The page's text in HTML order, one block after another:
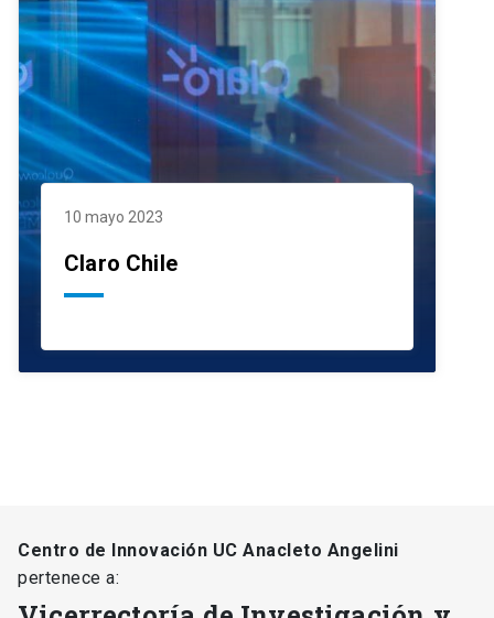
10 mayo 2023
Claro Chile
Centro de Innovación UC Anacleto Angelini
pertenece a: